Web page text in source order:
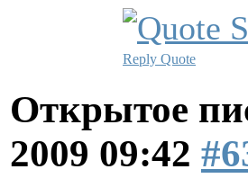
Reply Quote
Открытое
2009 09:42